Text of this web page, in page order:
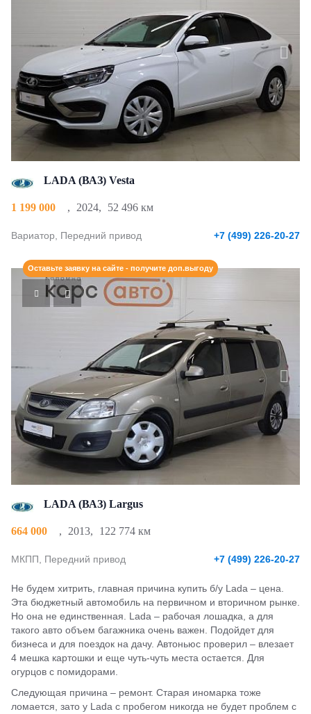
LADA (ВАЗ) Vesta
1 199 000 , 2024, 52 496 км
Вариатор, Передний привод +7 (499) 226-20-27
Оставьте заявку на сайте - получите доп.выгоду
LADA (ВАЗ) Largus
664 000 , 2013, 122 774 км
МКПП, Передний привод +7 (499) 226-20-27
Не будем хитрить, главная причина купить б/у Lada – цена.
Эта бюджетный автомобиль на первичном и вторичном рынке.
Но она не единственная. Lada – рабочая лошадка, а для
такого авто объем багажника очень важен. Подойдет для
бизнеса и для поездок на дачу. Автоньюс проверил – влезает
4 мешка картошки и еще чуть-чуть места остается. Для
огурцов с помидорами.
Следующая причина – ремонт. Старая иномарка тоже
ломается, зато у Lada с пробегом никогда не будет проблем с